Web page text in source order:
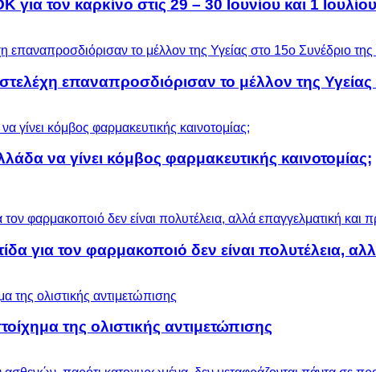
τον καρκίνο στις 29 – 30 Ιουνίου και 1
επαναπροσδιόρισαν το μέλλον της
να γίνει κόμβος φαρμακευτικής καινοτομίας;
για τον φαρμακοποιό δεν είναι πολυτέλεια,
της ολιστικής αντιμετώπισης